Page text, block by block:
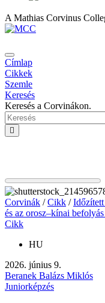
A Mathias Corvinus
Címlap
Cikkek
Szemle
Keresés
Keresés a Corvinákon.
Corvinák /Cikk /
és az orosz–kínai
Cikk
HU
2026. június 9.
Beranek Balázs Miklós
Juniorképzés